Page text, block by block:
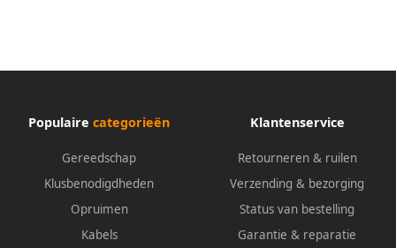
Populaire categorieën
Gereedschap
Klusbenodigdheden
Opruimen
Kabels
Klantenservice
Retourneren & ruilen
Verzending & bezorging
Status van bestelling
Garantie & reparatie